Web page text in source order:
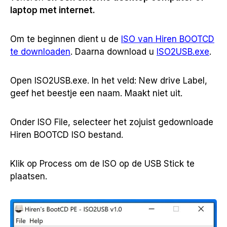
laptop met internet.
Om te beginnen dient u de ISO van Hiren BOOTCD
te downloaden. Daarna download u ISO2USB.exe.
Open ISO2USB.exe. In het veld: New drive Label,
geef het beestje een naam. Maakt niet uit.
Onder ISO File, selecteer het zojuist gedownloade
Hiren BOOTCD ISO bestand.
Klik op Process om de ISO op de USB Stick te
plaatsen.